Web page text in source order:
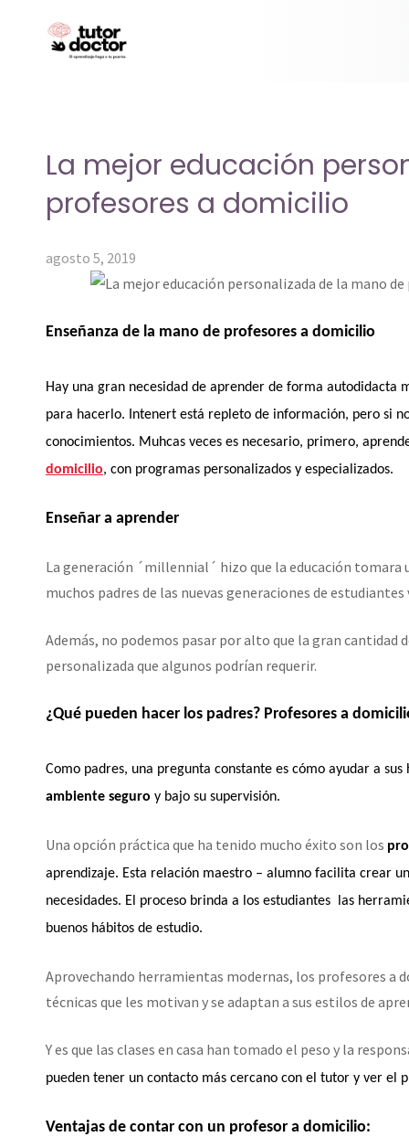
La mejor educación
profesores a domicilio
agosto 5, 2019
Enseñanza de la mano de profesores a domicilio
Hay una gran necesidad de aprender de forma autodidacta
para hacerlo. Intenert está repleto de información, pero si
conocimientos. Muhcas veces es necesario, primero,
domicilio, con programas personalizados y especializados.
Enseñar a aprender
La generación ´millennial´ hizo que la educación
muchos padres de las nuevas generaciones de
Además, no podemos pasar por alto que la gran cantidad
personalizada que algunos podrían requerir.
¿Qué pueden hacer los padres? Profesores a
Como padres, una pregunta constante es cómo ayudar a
ambiente seguro y bajo su supervisión.
Una opción práctica que ha tenido mucho éxito son los
aprendizaje. Esta relación maestro – alumno facilita crear
necesidades. El proceso brinda a los estudiantes las
buenos hábitos de estudio.
Aprovechando herramientas modernas, los profesores a
técnicas que les motivan y se adaptan a sus estilos de
Y es que las clases en casa han tomado el peso y la
pueden tener un contacto más cercano con el tutor y ver el
Ventajas de contar con un profesor a domicilio: